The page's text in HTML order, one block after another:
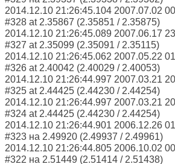
2014.12.10 21:26:45.104 2007.07.02
#328 at 2.35867 (2.35851 / 2.35875)
2014.12.10 21:26:45.089 2007.06.17
#327 at 2.35099 (2.35091 / 2.35115)
2014.12.10 21:26:45.062 2007.05.22
#326 at 2.40042 (2.40029 / 2.40053)
2014.12.10 21:26:44.997 2007.03.21
#325 at 2.44425 (2.44230 / 2.44254)
2014.12.10 21:26:44.997 2007.03.21
#324 at 2.44425 (2.44230 / 2.44254)
2014.12.10 21:26:44.901 2006.12.26
#323 на 2.49920 (2.49937 / 2.49961)
2014.12.10 21:26:44.805 2006.10.02
#322 на 2.51449 (2.51414 / 2.51438)